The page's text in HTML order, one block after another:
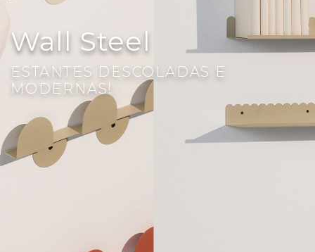
Wall Steel
ESTANTES DESCOLADAS E
MODERNAS!